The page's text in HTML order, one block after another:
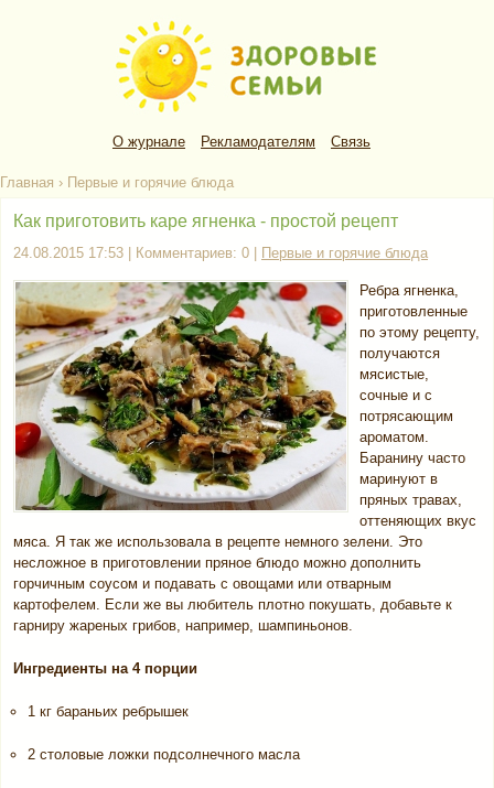
О журнале Рекламодателям Связь
Главная › Первые и горячие блюда
Как приготовить каре ягненка - простой рецепт
24.08.2015 17:53 | Комментариев: 0 | Первые и горячие блюда
Ребра ягненка,
приготовленные
по этому рецепту,
получаются
мясистые,
сочные и с
потрясающим
ароматом.
Баранину часто
маринуют в
пряных травах,
оттеняющих вкус
мяса. Я так же использовала в рецепте немного зелени. Это
несложное в приготовлении пряное блюдо можно дополнить
горчичным соусом и подавать с овощами или отварным
картофелем. Если же вы любитель плотно покушать, добавьте к
гарниру жареных грибов, например, шампиньонов.
Ингредиенты на 4 порции
1 кг бараньих ребрышек
2 столовые ложки подсолнечного масла